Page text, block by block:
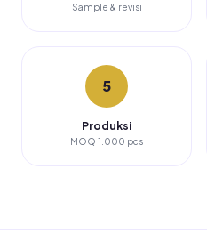
Sample & revisi
5
Produksi
MOQ 1.000 pcs